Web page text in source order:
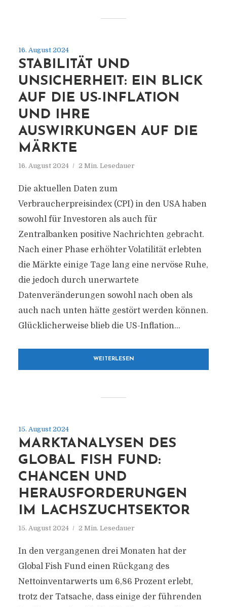
16. August 2024
STABILITÄT UND
UNSICHERHEIT: EIN BLICK
AUF DIE US-INFLATION
UND IHRE
AUSWIRKUNGEN AUF DIE
MÄRKTE
16. August 2024 2 Min. Lesedauer
Die aktuellen Daten zum
Verbraucherpreisindex (CPI) in den USA haben
sowohl für Investoren als auch für
Zentralbanken positive Nachrichten gebracht.
Nach einer Phase erhöhter Volatilität erlebten
die Märkte einige Tage lang eine nervöse Ruhe,
die jedoch durch unerwartete
Datenveränderungen sowohl nach oben als
auch nach unten hätte gestört werden können.
Glücklicherweise blieb die US-Inflation...
WEITERLESEN
15. August 2024
MARKTANALYSEN DES
GLOBAL FISH FUND:
CHANCEN UND
HERAUSFORDERUNGEN
IM LACHSZUCHTSEKTOR
15. August 2024 2 Min. Lesedauer
In den vergangenen drei Monaten hat der
Global Fish Fund einen Rückgang des
Nettoinventarwerts um 6,86 Prozent erlebt,
trotz der Tatsache, dass einige der führenden